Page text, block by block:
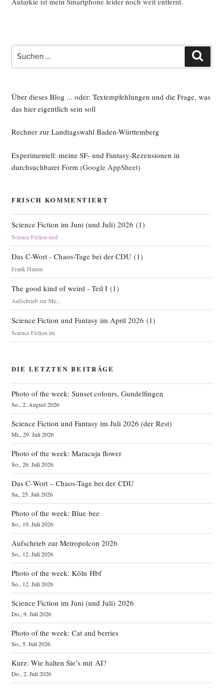
Suche
nach:
Über dieses Blog ... oder: Textempfehlungen und die Frage, was
das hier eigentlich sein soll
Rechner zur Landtagswahl Baden-Württemberg
Experimentell: meine SF- und Fantasy-Rezensionen in
durchsuchbarer Form (Google AppSheet)
FRISCH KOMMENTIERT
Science Fiction im Juni (und Juli) 2026 (1)
Science Fiction und
Das C-Wort - Chaos-Tage bei der CDU(1)
Frank Hamm
The good kind of weird - Teil I(1)
Aufschrieb zur Me...
Science Fiction und Fantasy im April 2026 (1)
Science Fiction im
DIE LETZTEN BEITRÄGE
Photo of the week: Sunset colours, Gundelfingen
So., 2. August 2026
Science Fiction und Fantasy im Juli 2026 (der Rest)
Mi., 29. Juli 2026
Photo of the week: Maracuja flower
So., 26. Juli 2026
Das C‑Wort – Chaos-Tage bei der CDU
Sa., 25. Juli 2026
Photo of the week: Blue bee
So., 19. Juli 2026
Aufschrieb zur Metropolcon 2026
So., 12. Juli 2026
Photo of the week: Köln Hbf
So., 12. Juli 2026
Science Fiction im Juni (und Juli) 2026
Do., 9. Juli 2026
Photo of the week: Cat and berries
So., 5. Juli 2026
Kurz: Wie halten Sie’s mit AI?
Do., 2. Juli 2026